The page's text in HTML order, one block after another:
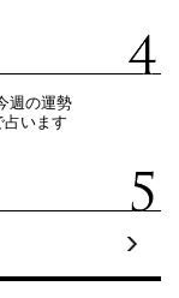
週の運勢
占います